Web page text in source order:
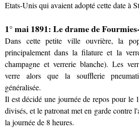
Etats-Unis qui avaient adopté cette date à
1° mai 1891: Le drame de Fourmies-
Dans cette petite ville ouvrière, la
principalement dans la filature et la
champagne et verrerie blanche). Les
verre alors que la soufflerie
généralisée.
Il est décidé une journée de repos pour le
divisés, et le patronat met en garde contre
la journée de 8 heures.